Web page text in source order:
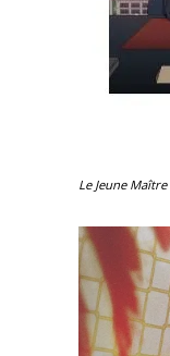
Le Jeune